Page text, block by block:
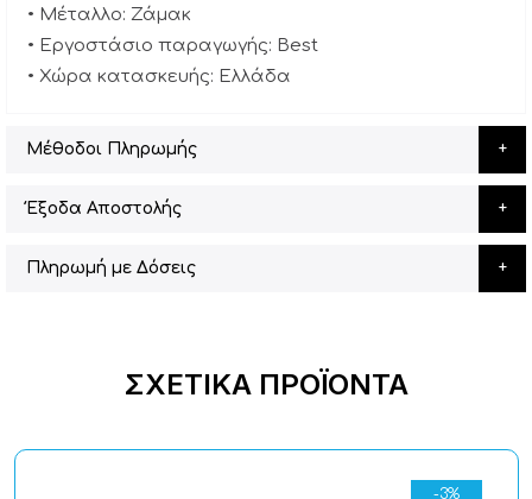
• Μέταλλο: Ζάμακ
• Εργοστάσιο παραγωγής: Best
• Χώρα κατασκευής: Ελλάδα
Μέθοδοι Πληρωμής
Έξοδα Αποστολής
Πληρωμή με Δόσεις
ΣΧΕΤΙΚΆ ΠΡΟΪΌΝΤΑ
-3%